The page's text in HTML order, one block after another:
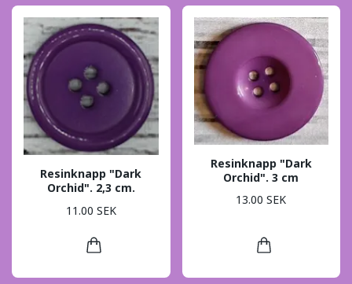
Resinknapp "Dark
Orchid". 2,3 cm.
11.00 SEK
Resinknapp "Dark
Orchid". 3 cm
13.00 SEK